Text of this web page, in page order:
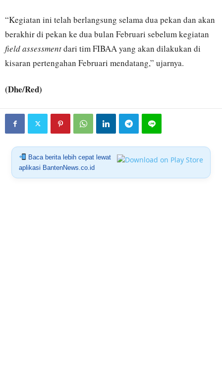
“Kegiatan ini telah berlangsung selama dua pekan dan akan
berakhir di pekan ke dua bulan Februari sebelum kegiatan
field assessmentdari tim FIBAA yang akan dilakukan di
kisaran pertengahan Februari mendatang,” ujarnya.
(Dhe/Red)
Baca berita lebih cepat lewat
aplikasi BantenNews.co.id